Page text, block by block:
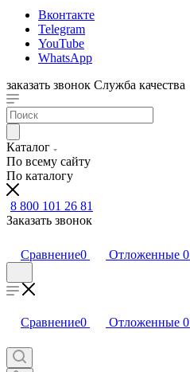
Вконтакте
Telegram
YouTube
WhatsApp
заказать звонок Служба качества
Каталог
По всему сайту
По каталогу
8 800 101 26 81
Заказать звонок
Сравнение0 Отложенные 0
Сравнение0 Отложенные 0